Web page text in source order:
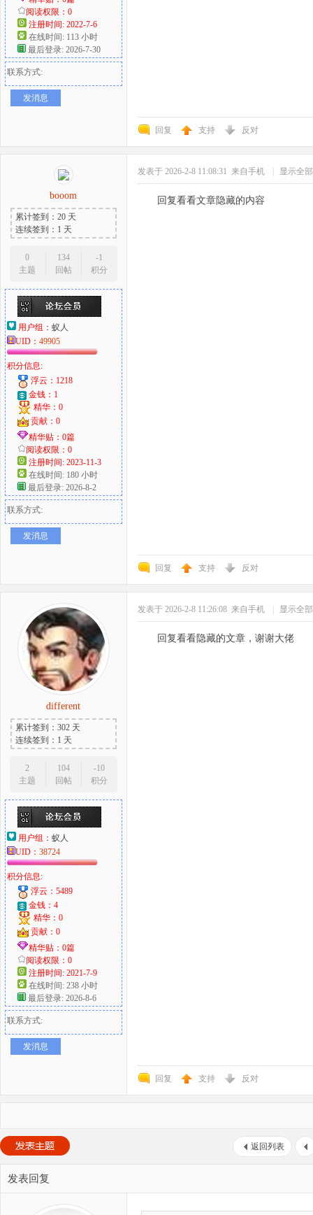
阅读权限：0
注册时间: 2022-7-6
在线时间: 113 小时
最后登录: 2026-7-30
联系方式:
发消息
回复 支持 反对
booom
累计签到：20 天
连续签到：1 天
0
主题
134
回帖
-1
积分
用户组： 蚁人
UID： 49905
积分信息:
浮云：1218
金钱：1
精华：0
贡献：0
精华贴：0篇
阅读权限：0
注册时间: 2023-11-3
在线时间: 180 小时
最后登录: 2026-8-2
联系方式:
发消息
发表于 2026-2-8 11:08:31 来自手机 显示全
回复看看文章隐藏的内容
回复 支持 反对
different
累计签到：302 天
连续签到：1 天
2
主题
104
回帖
-10
积分
用户组： 蚁人
UID： 38724
积分信息:
浮云：5489
金钱：4
精华：0
贡献：0
精华贴：0篇
阅读权限：0
注册时间: 2021-7-9
在线时间: 238 小时
最后登录: 2026-8-6
联系方式:
发消息
发表于 2026-2-8 11:26:08 来自手机 显示全
回复看看隐藏的文章，谢谢大佬
回复 支持 反对
返回列表
发表回复